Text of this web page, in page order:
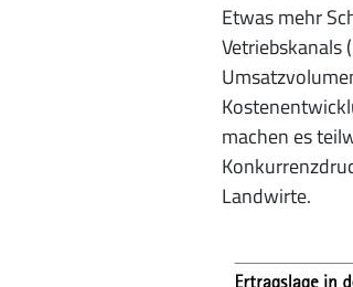
Etwas mehr
Vetriebskanals
machen es
Landwirte.